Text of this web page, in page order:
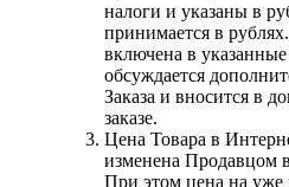
налоги и указаны в
принимается в
включена в
обсуждается
Заказа и вносится в
заказе.
Цена Товара в
изменена Продавцом
При этом цена на уже